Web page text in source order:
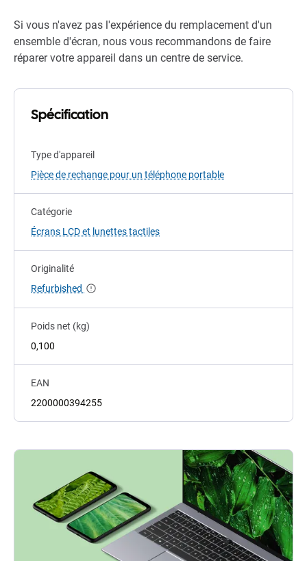
Si vous n'avez pas l'expérience du remplacement d'un
ensemble d'écran, nous vous recommandons de faire
réparer votre appareil dans un centre de service.
Spécification
Type d'appareil
Pièce de rechange pour un téléphone portable
Catégorie
Écrans LCD et lunettes tactiles
Originalité
Refurbished
Poids net (kg)
0,100
EAN
2200000394255